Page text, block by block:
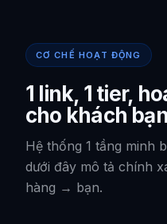
CƠ CHẾ HOẠT ĐỘNG
1 link, 1 tier,
cho khách
Hệ thống 1 tầng minh
dưới đây mô tả chính
hàng → bạn.